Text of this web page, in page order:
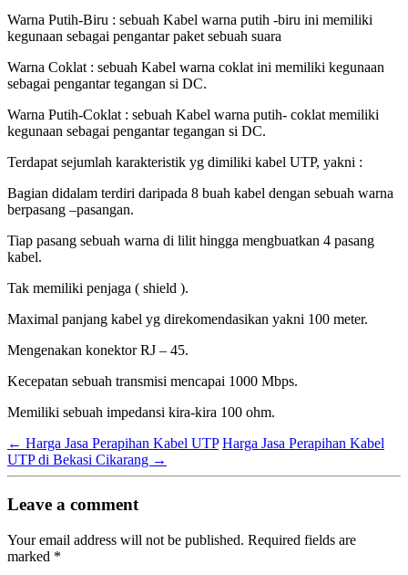
Warna Putih-Biru : sebuah Kabel warna putih -biru ini memiliki
kegunaan sebagai pengantar paket sebuah suara
Warna Coklat : sebuah Kabel warna coklat ini memiliki kegunaan
sebagai pengantar tegangan si DC.
Warna Putih-Coklat : sebuah Kabel warna putih- coklat memiliki
kegunaan sebagai pengantar tegangan si DC.
Terdapat sejumlah karakteristik yg dimiliki kabel UTP, yakni :
Bagian didalam terdiri daripada 8 buah kabel dengan sebuah warna
berpasang –pasangan.
Tiap pasang sebuah warna di lilit hingga mengbuatkan 4 pasang
kabel.
Tak memiliki penjaga ( shield ).
Maximal panjang kabel yg direkomendasikan yakni 100 meter.
Mengenakan konektor RJ – 45.
Kecepatan sebuah transmisi mencapai 1000 Mbps.
Memiliki sebuah impedansi kira-kira 100 ohm.
← Harga Jasa Perapihan Kabel UTP Harga Jasa Perapihan Kabel
UTP di Bekasi Cikarang →
Leave a comment
Your email address will not be published. Required fields are
marked *